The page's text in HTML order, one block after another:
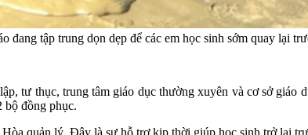
đang tập trung dọn dẹp để các em học sinh sớm quay lại
tư thục, trung tâm giáo dục thường xuyên và cơ sở giáo
bộ đồng phục.